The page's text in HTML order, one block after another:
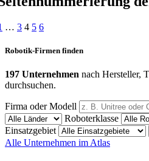
… 3 4 5 6
Robotik-Firmen finden
197 Unternehmen nach Hersteller,
durchsuchen.
Firma oder Modell
Roboterklasse
Einsatzgebiet
Alle Unternehmen im Atlas